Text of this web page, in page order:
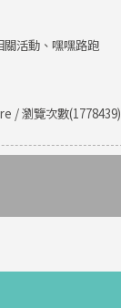
活動、嘿嘿路跑
/ 瀏覽次數(1778439)